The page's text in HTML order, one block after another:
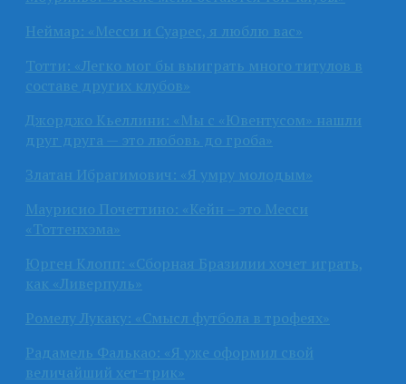
Неймар: «Месси и Суарес, я люблю вас»
Тотти: «Легко мог бы выиграть много титулов в
составе других клубов»
Джорджо Кьеллини: «Мы с «Ювентусом» нашли
друг друга — это любовь до гроба»
Златан Ибрагимович: «Я умру молодым»
Маурисио Почеттино: «Кейн – это Месси
«Тоттенхэма»
Юрген Клопп: «Сборная Бразилии хочет играть,
как «Ливерпуль»
Ромелу Лукаку: «Смысл футбола в трофеях»
Радамель Фалькао: «Я уже оформил свой
величайший хет-трик»